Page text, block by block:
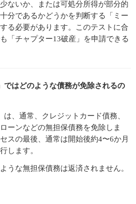
ないか、または可処分所得が部分的
分であるかどうかを判断する「ミー
る必要があります。このテストに合
「チャプター13破産」を申請できる
ではどのような債務が免除されるの
は、通常、クレジットカード債務、
ーンなどの無担保債務を免除しま
スの最後、通常は開始後約4〜6か月
します。
うな無担保債務は返済されません。